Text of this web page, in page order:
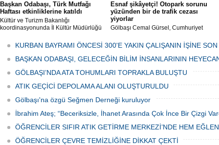
Başkan Odabaşı, Türk Mutfağı
Haftası etkinliklerine katıldı
Kültür ve Turizm Bakanlığı
koordinasyonunda İl Kültür Müdürlüğü
Haftası" etkinlikleri Ankara'da devam
ediyor.
Esnaf şikâyetçi! Otopark sorunu
yüzünden bir de trafik cezası
yiyorlar
Gölbaşı Cemal Gürsel, Cumhuriyet
bulunan esnaf ve alışverişe gelen
vatandaşlar park cezaları yüzünden
canından bezdi.
KURBAN BAYRAMI ÖNCESİ 300'E YAKIN ÇALIŞANIN İŞİNE
BAŞKAN ODABAŞI, GELECEĞİN BİLİM İNSANLARININ
GÖLBAŞI’NDA ATA TOHUMLARI TOPRAKLA BULUŞTU
ATIK GEÇİCİ DEPOLAMA ALANI OLUŞTURULDU
Gölbaşı'na özgü Seğmen Derneği kuruluyor
İbrahim Ateş; “Beceriksizle, İhanet Arasında Çok İnce Bir Çizgi
ÖĞRENCİLER SIFIR ATIK GETİRME MERKEZİ’NDE HEM
ÖĞRENCİLER ÇEVRE TEMİZLİĞİNE DİKKAT ÇEKTİ